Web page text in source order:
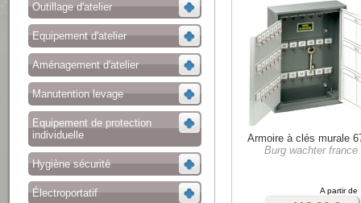
Outillage d'atelier
Equipement d'atelier
Aménagement d'atelier
Manutention levage
Equipement de protection
individuelle
Hygiène sécurité
Électroportatif
Armoire à clés murale
Burg wachter france
A partir de